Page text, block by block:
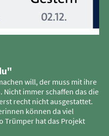
will, der muss mit ihre
immer schaffen das die
recht nicht ausgestattet.
können da viel
Trümper hat das Projekt